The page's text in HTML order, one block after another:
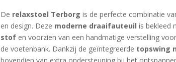
De relaxstoel Terborg is de perfecte combinatie
en design. Deze moderne draaifauteuil is bekleed
stofen voorzien van een handmatige verstelling
de voetenbank. Dankzij de geïntegreerde topswing